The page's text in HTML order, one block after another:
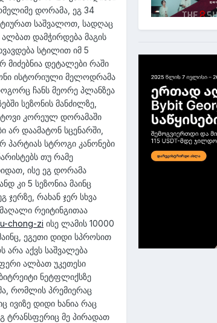
დორამა, ეგ 34
საშვალოთ, სადღაც
ალბათ დამჭირდება მაგის
სტილით იმ 5
მიძებნია დეტალები რაში
ისტორიული მელოდრამა
ჩანს მეორე პლანზეა
სეზონის მანძილზე,
კორეულ დორამაში
არ დაამატონ სცენარში,
პარტიას სტროგი კანონები
თუ რამე
ისე ეგ დორამა
კი 5 სეზონია მაინც
ჯერზე, რახან ჯერ სხვა
რეიტინგითაა
chong-zi ისე ლამის 10000
ეგეთი დიდი სპროსით
არა აქვს საშვალება
ალბათ უკეთესი
ნეტფლიქსზე
რომლის პრემიერაც
დიდი ხანია რაც
ტრანსფერიც მე პირადათ